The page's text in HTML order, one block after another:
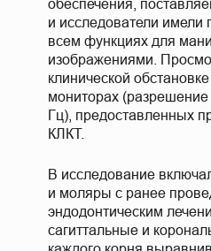
В исследование
и моляры с ранее
эндодонтическим
сагиттальные и
и исследователи имели
всем функциях для
изображениями.
клинической
мониторах
Гц), предоставленных
КЛКТ.